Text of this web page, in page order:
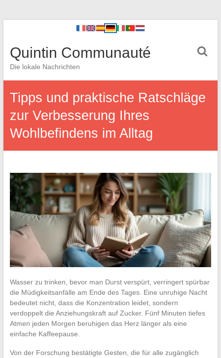
Quintin Communauté
Die lokale Nachrichten
Tipps und praktische Ratschläge
zur Verbesserung Ihres
Wohlbefindens im Alltag
Wasser zu trinken, bevor man Durst verspürt, verringert spürbar
die Müdigkeitsanfälle am Ende des Tages. Eine unruhige Nacht
bedeutet nicht, dass die Konzentration leidet, sondern
verdoppelt die Anziehungskraft auf Zucker. Fünf Minuten tiefes
Atmen jeden Morgen beruhigen das Herz länger als eine
einfache Kaffeepause.
Von der Forschung bestätigte Gesten, die für alle zugänglich